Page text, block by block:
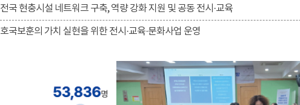
전국 현충시설 네트워크 구축, 역량 강화 지원 및 공동 전시·교육
호국보훈의 가치 실현을 위한 전시·교육·문화사업 운영